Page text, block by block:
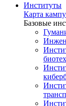
Институты
Карта
Базовые